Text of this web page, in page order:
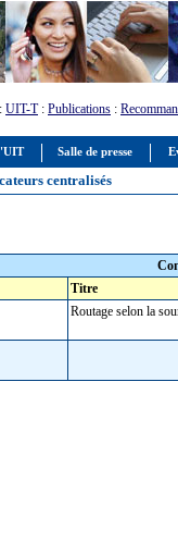
Salle de presse
: UIT-T: Publications :
centralisés
Titre
Routage selon la